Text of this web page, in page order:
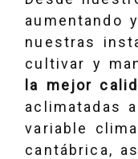
aumentando
nuestras
cultivar y
la mejor
aclimatadas
variable
cantábrica,